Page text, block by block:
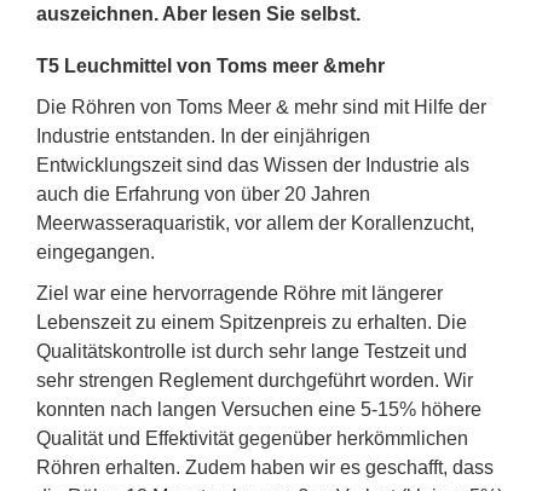
auszeichnen. Aber lesen Sie selbst.
T5 Leuchmittel von Toms meer &mehr
Die Röhren von Toms Meer & mehr sind mit Hilfe der
Industrie entstanden. In der einjährigen
Entwicklungszeit sind das Wissen der Industrie als
auch die Erfahrung von über 20 Jahren
Meerwasseraquaristik, vor allem der Korallenzucht,
eingegangen.
Ziel war eine hervorragende Röhre mit längerer
Lebenszeit zu einem Spitzenpreis zu erhalten. Die
Qualitätskontrolle ist durch sehr lange Testzeit und
sehr strengen Reglement durchgeführt worden. Wir
konnten nach langen Versuchen eine 5-15% höhere
Qualität und Effektivität gegenüber herkömmlichen
Röhren erhalten. Zudem haben wir es geschafft, dass